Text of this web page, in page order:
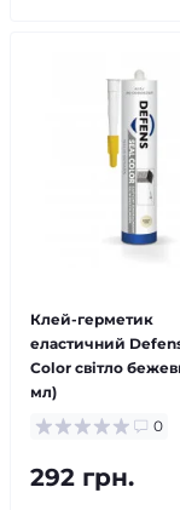
Клей-герметик
еластичний
Color свiтло
мл)
0
292 грн.